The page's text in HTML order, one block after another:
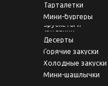
Холодные закуски
Тарталетки
Мини-бургеры
Брускеты и
сэндвичи
Десерты
Горячие закуски
Мини-шашлычки